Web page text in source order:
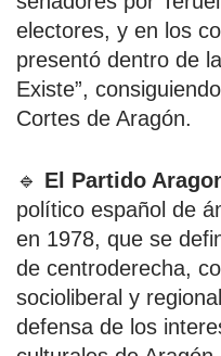
electores, y en los
presentó dentro de
Existe”,
Cortes de Aragón.
🔹 El Partido
político español de
en 1978, que se
de centroderecha,
socioliberal y
defensa de los